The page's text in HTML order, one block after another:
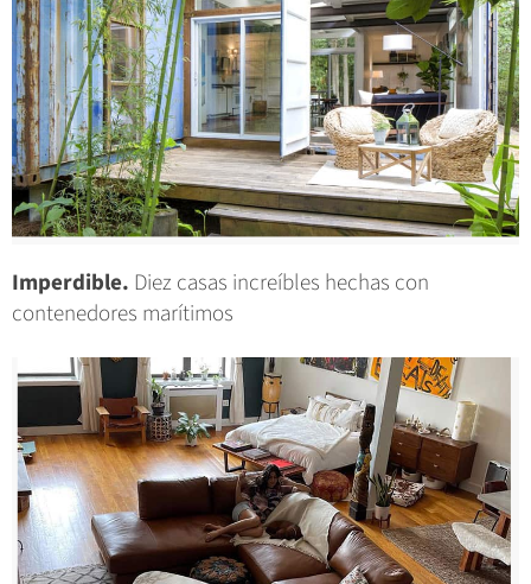
Imperdible. Diez casas increíbles hechas con
contenedores marítimos